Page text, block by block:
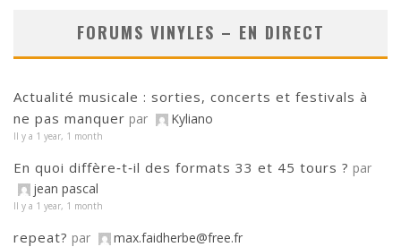
FORUMS VINYLES – EN DIRECT
Actualité musicale : sorties, concerts et festivals à
ne pas manquer par Kyliano
Il y a 1 year, 1 month
En quoi diffère‑t‑il des formats 33 et 45 tours ? par
jean pascal
Il y a 1 year, 1 month
repeat? par max.faidherbe@free.fr